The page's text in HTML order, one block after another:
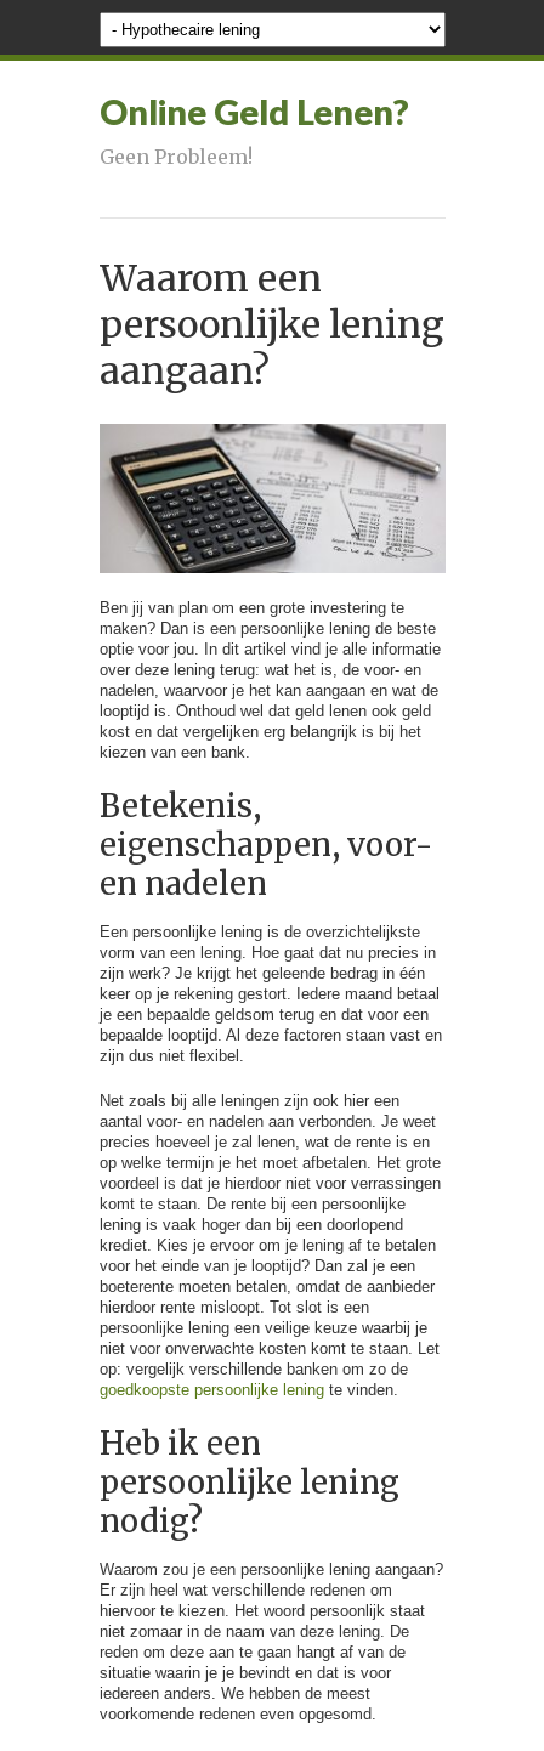
Online Geld Lenen?
Geen Probleem!
Waarom een
persoonlijke lening
aangaan?
Ben jij van plan om een grote investering te
maken? Dan is een persoonlijke lening de beste
optie voor jou. In dit artikel vind je alle informatie
over deze lening terug: wat het is, de voor- en
nadelen, waarvoor je het kan aangaan en wat de
looptijd is. Onthoud wel dat geld lenen ook geld
kost en dat vergelijken erg belangrijk is bij het
kiezen van een bank.
Betekenis,
eigenschappen, voor-
en nadelen
Een persoonlijke lening is de overzichtelijkste
vorm van een lening. Hoe gaat dat nu precies in
zijn werk? Je krijgt het geleende bedrag in één
keer op je rekening gestort. Iedere maand betaal
je een bepaalde geldsom terug en dat voor een
bepaalde looptijd. Al deze factoren staan vast en
zijn dus niet flexibel.
Net zoals bij alle leningen zijn ook hier een
aantal voor- en nadelen aan verbonden. Je weet
precies hoeveel je zal lenen, wat de rente is en
op welke termijn je het moet afbetalen. Het grote
voordeel is dat je hierdoor niet voor verrassingen
komt te staan. De rente bij een persoonlijke
lening is vaak hoger dan bij een doorlopend
krediet. Kies je ervoor om je lening af te betalen
voor het einde van je looptijd? Dan zal je een
boeterente moeten betalen, omdat de aanbieder
hierdoor rente misloopt. Tot slot is een
persoonlijke lening een veilige keuze waarbij je
niet voor onverwachte kosten komt te staan. Let
op: vergelijk verschillende banken om zo de
goedkoopste persoonlijke leningte vinden.
Heb ik een
persoonlijke lening
nodig?
Waarom zou je een persoonlijke lening aangaan?
Er zijn heel wat verschillende redenen om
hiervoor te kiezen. Het woord persoonlijk staat
niet zomaar in de naam van deze lening. De
reden om deze aan te gaan hangt af van de
situatie waarin je je bevindt en dat is voor
iedereen anders. We hebben de meest
voorkomende redenen even opgesomd.